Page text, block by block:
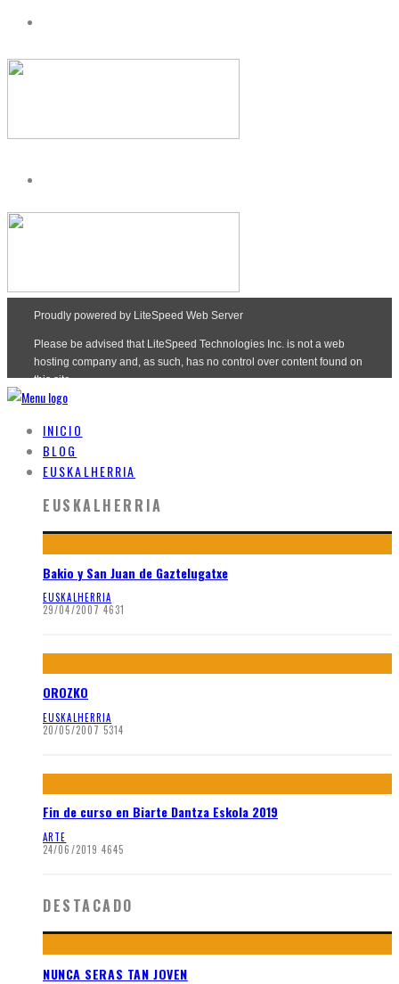
INICIO
BLOG
EUSKALHERRIA
EUSKALHERRIA
Bakio y San Juan de Gaztelugatxe
EUSKALHERRIA
29/04/2007 4631
OROZKO
EUSKALHERRIA
20/05/2007 5314
Fin de curso en Biarte Dantza Eskola 2019
ARTE
24/06/2019 4645
DESTACADO
NUNCA SERAS TAN JOVEN